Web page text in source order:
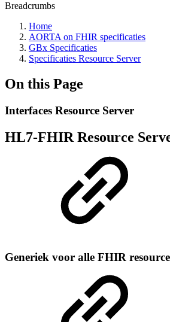
Breadcrumbs
Home
AORTA on FHIR specificaties
GBx Specificaties
Specificaties Resource Server
On this Page
Interfaces Resource Server
HL7-FHIR Resource
Generiek voor alle FHIR